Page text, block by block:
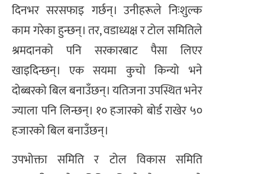
दिनभर सरसफाइ गर्छन्। उनीहरूले निःशुल्क
काम गरेका हुन्छन्। तर, वडाध्यक्ष र टोल समितिले
श्रमदानको पनि सरकारबाट पैसा लिएर
खाइदिन्छन्। एक सयमा कुचो किन्यो भने
दोब्बरको बिल बनाउँछन्। यतिजना उपस्थित भनेर
ज्याला पनि लिन्छन्। १० हजारको बोर्ड राखेर ५०
हजारको बिल बनाउँछन्।
उपभोक्ता समिति र टोल विकास समिति